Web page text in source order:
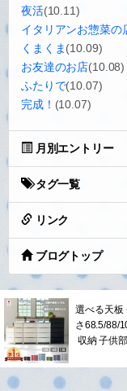
夜活(10.11)
イタリアンお惣菜の
くまくま(10.09)
お友達のお店(10.08)
ふたりで(10.07)
完成！ (10.07)
月別エントリー
タグ一覧
リンク
ブログトップ
選べる天板
さ68.5/88/
収納 子供